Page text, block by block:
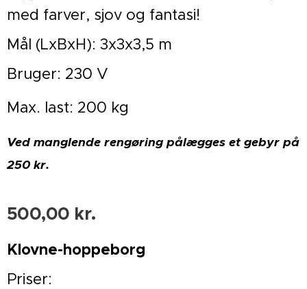
med farver, sjov og fantasi!
Mål (LxBxH): 3x3x3,5 m
Bruger: 230 V
Max. last: 200 kg
Ved manglende rengøring pålægges et gebyr på
250 kr.
500,00 kr.
Klovne-hoppeborg
Priser: